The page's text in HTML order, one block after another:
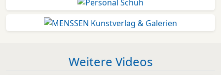
Weitere Videos